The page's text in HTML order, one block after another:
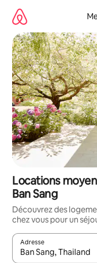
directement
contenu
Locations
Ban Sang
Découvrez des
chez vous pour un
Adresse
Lorsque les résultats